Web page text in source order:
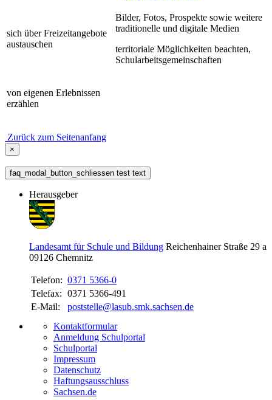
sich über Freizeitangebote
austauschen
Bilder, Fotos, Prospekte sowie weitere
traditionelle und digitale Medien
territoriale Möglichkeiten beachten,
Schularbeitsgemeinschaften
von eigenen Erlebnissen
erzählen
Zurück zum Seitenanfang
×
faq_modal_button_schliessen test text
Herausgeber
Landesamt für Schule und Bildung Reichenhainer Straße 29 a
09126 Chemnitz
Telefon: 0371 5366-0
Telefax: 0371 5366-491
E-Mail:
poststelle@lasub.smk.sachsen.de
Kontaktformular
Anmeldung Schulportal
Schulportal
Impressum
Datenschutz
Haftungsausschluss
Sachsen.de